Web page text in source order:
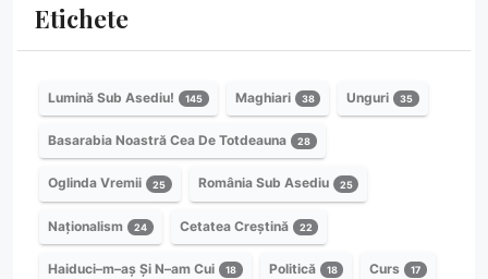
Etichete
Lumină Sub Asediu! 145 Maghiari 38 Unguri 35
Basarabia Noastră Cea De Totdeauna 28
Oglinda Vremii 25 România Sub Asediu 25
Naționalism 24 Cetatea Creștină 22
Haiduci–m–aș Și N–am Cui 18 Politică 18 Curs 17